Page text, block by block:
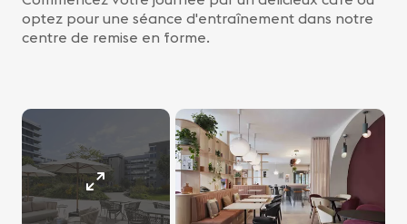
optez pour une séance d'entraînement dans notre
centre de remise en forme.